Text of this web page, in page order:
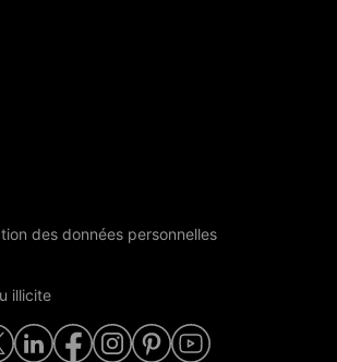
des données personnelles
illicite